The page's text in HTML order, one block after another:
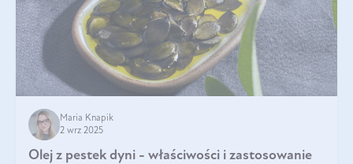
Maria Knapik
2 wrz 2025
Olej z pestek dyni - właściwości i zastosowanie